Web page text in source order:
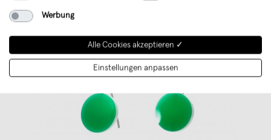
Werbung
Alle Cookies akzeptieren ✓
Einstellungen anpassen